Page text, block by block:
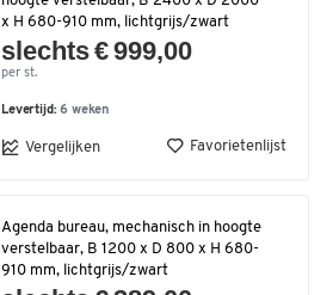
x H 680-910 mm, lichtgrijs/zwart
slechts € 999,00
per st.
Levertijd:6 weken
Vergelijken Favorietenlijst
Agenda bureau, mechanisch in hoogte
verstelbaar, B 1200 x D 800 x H 680-
910 mm, lichtgrijs/zwart